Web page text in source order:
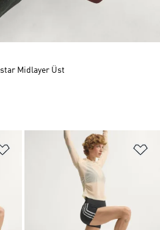
Favori Listesine Ekle
Midlayer Üst